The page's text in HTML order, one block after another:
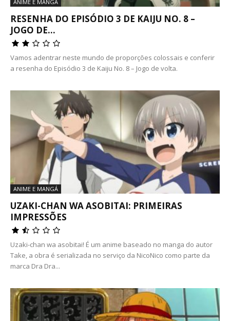
ANIME E MANGÁ
RESENHA DO EPISÓDIO 3 DE KAIJU NO. 8 –
JOGO DE...
Vamos adentrar neste mundo de proporções colossais e conferir
a resenha do Episódio 3 de Kaiju No. 8 – Jogo de volta.
ANIME E MANGÁ
UZAKI-CHAN WA ASOBITAI: PRIMEIRAS
IMPRESSÕES
Uzaki-chan wa asobitai! É um anime baseado no manga do autor
Take, a obra é serializada no serviço da NicoNico como parte da
marca Dra Dra...